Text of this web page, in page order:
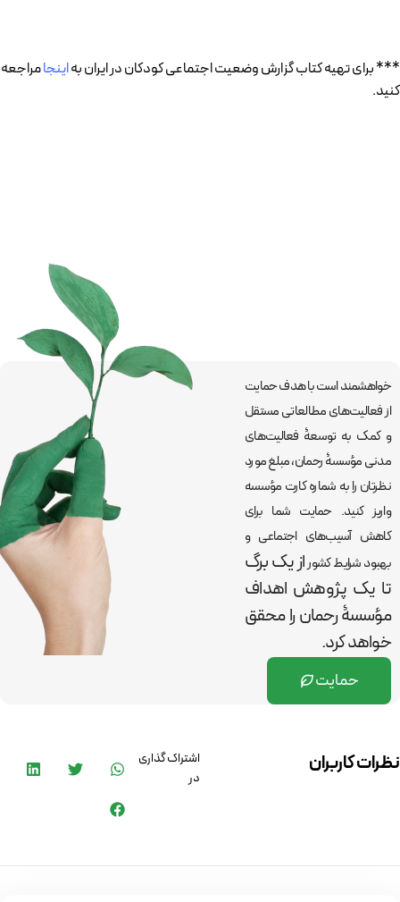
*** برای تهیه کتاب گزارش وضعیت اجتماعی کودکان در ایران بهاینجامراجعه
کنید.
خواهشمند است با هدف حمایت
از فعالیت‌های مطالعاتی مستقل
و کمک به توسعۀ فعالیت‌های
مدنی مؤسسۀ رحمان، مبلغ مورد
نظرتان را به شماره کارت مؤسسه
واریز کنید. حمایت شما برای
کاهش آسیب‌های اجتماعی و
بهبود شرایط کشوراز یک برگ
تا یک پژوهش اهداف
مؤسسۀ رحمان رامحقق
خواهد کرد.
حمایت
نظرات کاربران
اشتراک گذاری
در